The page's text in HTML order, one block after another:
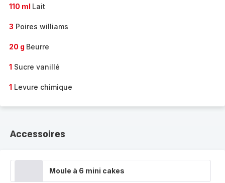
110 ml Lait
3 Poires williams
20 g Beurre
1 Sucre vanillé
1 Levure chimique
Accessoires
Moule à 6 mini cakes